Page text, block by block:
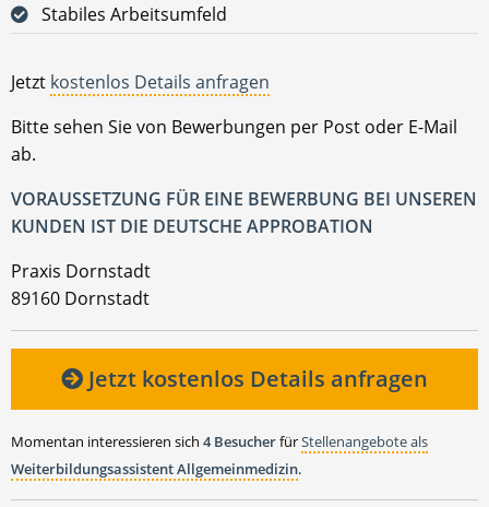
Stabiles Arbeitsumfeld
Jetzt kostenlos Details anfragen
Bitte sehen Sie von Bewerbungen per Post oder E-Mail
ab.
VORAUSSETZUNG FÜR EINE BEWERBUNG BEI UNSEREN
KUNDEN IST DIE DEUTSCHE APPROBATION
Praxis Dornstadt
89160 Dornstadt
Jetzt kostenlos Details anfragen
Momentan interessieren sich 4 BesucherfürStellenangebote als
Weiterbildungsassistent Allgemeinmedizin.